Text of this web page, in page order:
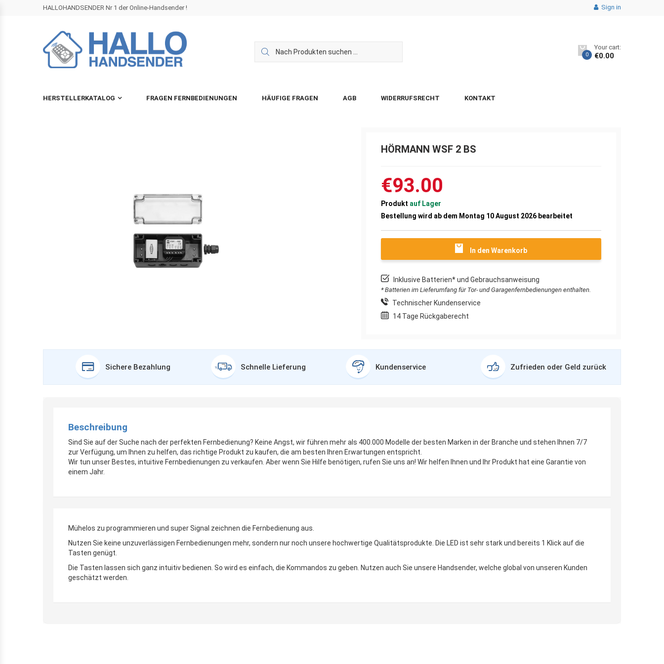
HALLOHANDSENDER Nr 1 der Online-Handsender ! Sign in
0
Your cart:
€0.00
HERSTELLERKATALOG FRAGEN FERNBEDIENUNGEN HÄUFIGE FRAGEN AGB WIDERRUFSRECHT KONTAKT
HÖRMANN WSF 2 BS
€93.00
Produkt auf Lager
Bestellung wird ab dem Montag 10 August 2026 bearbeitet
In den Warenkorb
Inklusive Batterien* und Gebrauchsanweisung
* Batterien im Lieferumfang für Tor- und Garagenfernbedienungen enthalten.
Technischer Kundenservice
14 Tage Rückgaberecht
Sichere Bezahlung Schnelle Lieferung Kundenservice Zufrieden oder Geld zurück
Beschreibung
Sind Sie auf der Suche nach der perfekten Fernbedienung? Keine Angst, wir führen mehr als 400.000 Modelle der besten Marken in der Branche und stehen Ihnen 7/7
zur Verfügung, um Ihnen zu helfen, das richtige Produkt zu kaufen, die am besten Ihren Erwartungen entspricht.
Wir tun unser Bestes, intuitive Fernbedienungen zu verkaufen. Aber wenn Sie Hilfe benötigen, rufen Sie uns an! Wir helfen Ihnen und Ihr Produkt hat eine Garantie von
einem Jahr.
Mühelos zu programmieren und super Signal zeichnen die Fernbedienung aus.
Nutzen Sie keine unzuverlässigen Fernbedienungen mehr, sondern nur noch unsere hochwertige Qualitätsprodukte. Die LED ist sehr stark und bereits 1 Klick auf die
Tasten genügt.
Die Tasten lassen sich ganz intuitiv bedienen. So wird es einfach, die Kommandos zu geben. Nutzen auch Sie unsere Handsender, welche global von unseren Kunden
geschätzt werden.